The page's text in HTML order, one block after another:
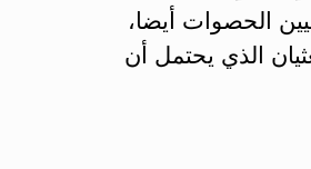
الحصوات أيضا،
الذي يحتمل أن